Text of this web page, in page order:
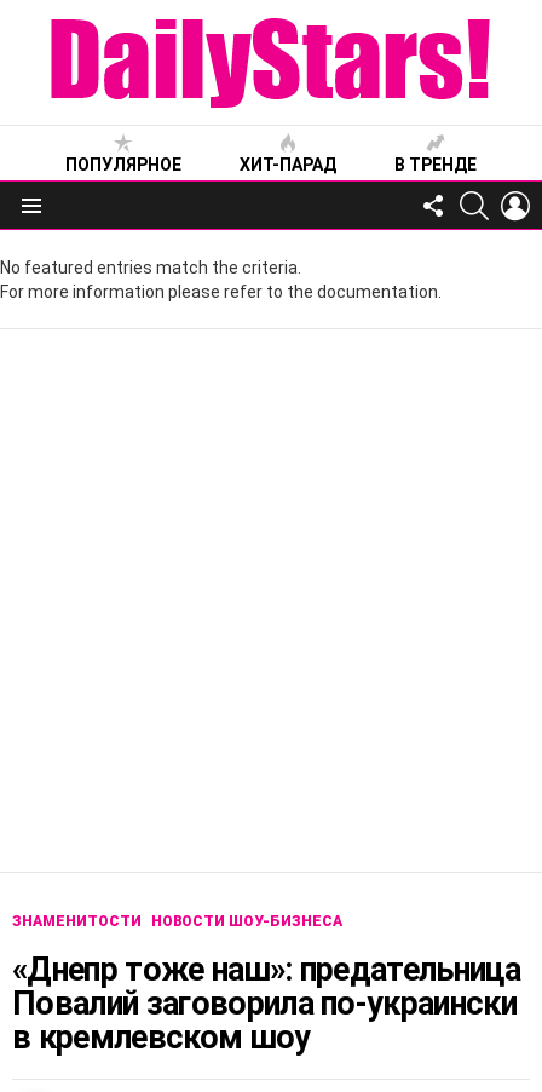
ПОПУЛЯРНОЕ ХИТ-ПАРАД В ТРЕНДЕ
Меню
FOLLOW
US
No featured entries match the criteria.
For more information please refer to the documentation.
ЗНАМЕНИТОСТИ НОВОСТИ ШОУ-БИЗНЕСА
«Днепр тоже наш»: предательница
Повалий заговорила по-украински
в кремлевском шоу